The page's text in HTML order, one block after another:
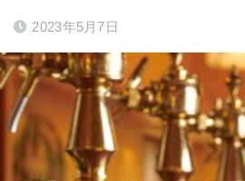
2023年5月7日